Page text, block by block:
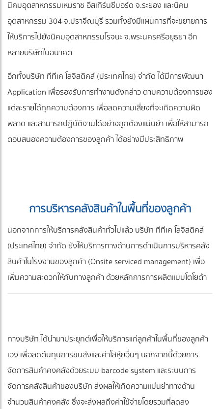
นิคมอุตสาหกรรมเหมราช อีสเทิร์นซีบอร์ด จ.ระยอง และนิคม
อุตสาหกรรม 304 จ.ปราจีณบุรี รวมทั้งยังมีแผนการที่จะขยายการ
ให้บริการไปยังนิคมอุตสาหกรรมโรจนะ จ.พระนครศรีอยุธยา อีก
หลายบริษัทในอนาคต
อีกทั้งบริษัท ทีทีเค โลจิสติคส์ (ประเทศไทย) จำกัด ได้มีการพัฒนา
Application เพื่อรองรับการทำงานดังกล่าว ตามความต้องการของ
แต่ละรายได้ทุกความต้องการ เพื่อลดความเสี่ยงที่จะเกิดความผิด
พลาด และสามารถปฏิบัติงานได้อย่างถูกต้องแม่นยำ เพื่อให้สามารถ
ตอบสนองความต้องการของลูกค้า ได้อย่างมีประสิทธิภาพ
การบริหารคลังสินค้าในพื้นที่ของลูกค้า
นอกจากการให้บริการคลังสินค้าทั่วไปแล้ว บริษัท ทีทีเค โลจิสติคส์
(ประเทศไทย) จำกัด ยังให้บริการทางด้านการดำเนินการบริหารคลัง
สินค้าในโรงงานของลูกค้า (Onsite serviced management) เพื่อ
เพิ่มความสะดวกให้กับทางลูกค้า ด้วยหลักการการผลิตแบบโตโยต้า
ทางบริษัท ได้นำมาประยุกต์เพื่อให้บริการแก่ลูกค้าในพื้นที่ของลูกค้า
เอง เพื่อลดต้นทุนการขนส่งและค่าโสหุ้ยอื่นๆ นอกจากนี้ด้วยการ
จัดการสินค้าคงคลังด้วยระบบ barcode system และระบบการ
จัดการคลังสินค้าของบริษัท ส่งผลให้เกิดความแม่นยำทางด้าน
จำนวนสินค้าคงคลัง ซึ่งจะส่งผลถึงค่าใช้จ่ายโดยรวมที่ลดลง